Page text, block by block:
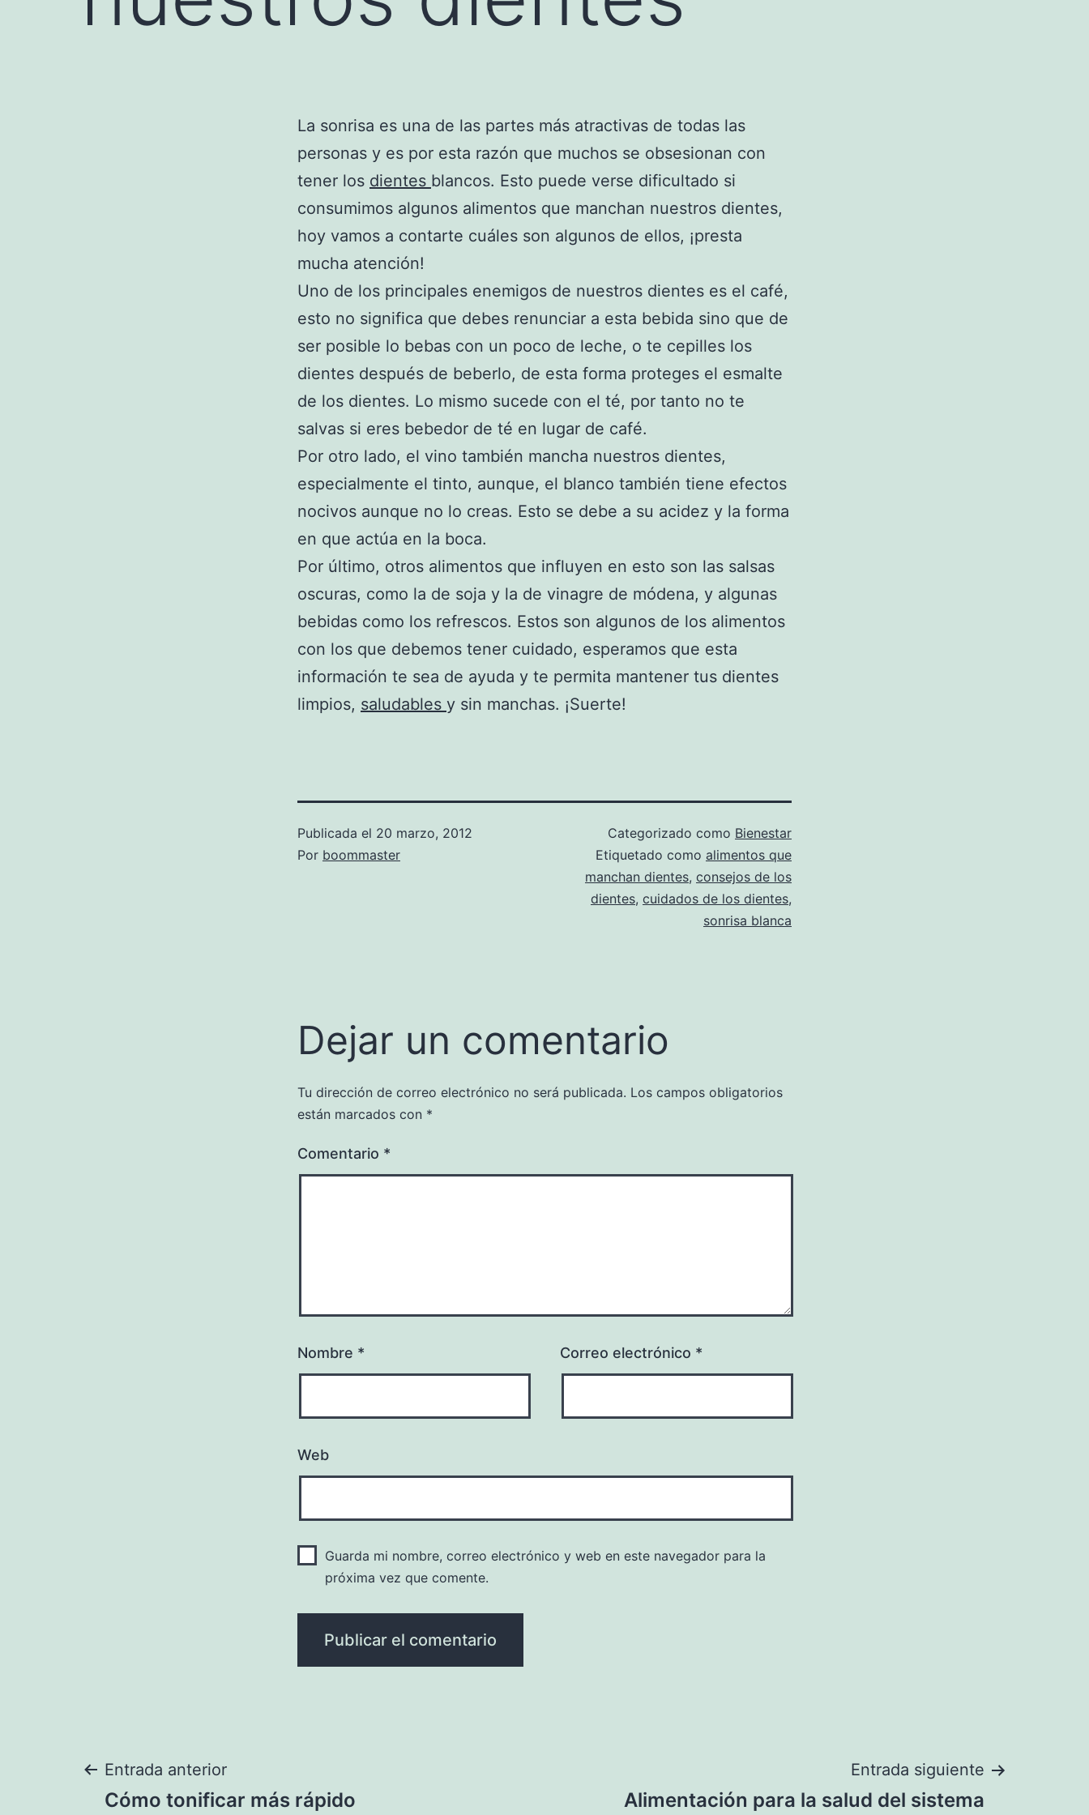
La sonrisa es una de las partes más atractivas de todas las
personas y es por esta razón que muchos se obsesionan con
tener los dientes blancos. Esto puede verse dificultado si
consumimos algunos alimentos que manchan nuestros dientes,
hoy vamos a contarte cuáles son algunos de ellos, ¡presta
mucha atención!
Uno de los principales enemigos de nuestros dientes es el café,
esto no significa que debes renunciar a esta bebida sino que de
ser posible lo bebas con un poco de leche, o te cepilles los
dientes después de beberlo, de esta forma proteges el esmalte
de los dientes. Lo mismo sucede con el té, por tanto no te
salvas si eres bebedor de té en lugar de café.
Por otro lado, el vino también mancha nuestros dientes,
especialmente el tinto, aunque, el blanco también tiene efectos
nocivos aunque no lo creas. Esto se debe a su acidez y la forma
en que actúa en la boca.
Por último, otros alimentos que influyen en esto son las salsas
oscuras, como la de soja y la de vinagre de módena, y algunas
bebidas como los refrescos. Estos son algunos de los alimentos
con los que debemos tener cuidado, esperamos que esta
información te sea de ayuda y te permita mantener tus dientes
limpios, saludables y sin manchas. ¡Suerte!
Publicada el 20 marzo, 2012
Por boommaster
Categorizado como Bienestar
Etiquetado como alimentos que
manchan dientes, consejos de los
dientes, cuidados de los dientes,
sonrisa blanca
Dejar un comentario
Tu dirección de correo electrónico no será publicada. Los campos obligatorios
están marcados con *
Comentario *
Nombre * Correo electrónico *
Web
Guarda mi nombre, correo electrónico y web en este navegador para la
próxima vez que comente.
Navegación
Entrada anterior
Cómo tonificar más rápido
Entrada siguiente
Alimentación para la salud del sistema